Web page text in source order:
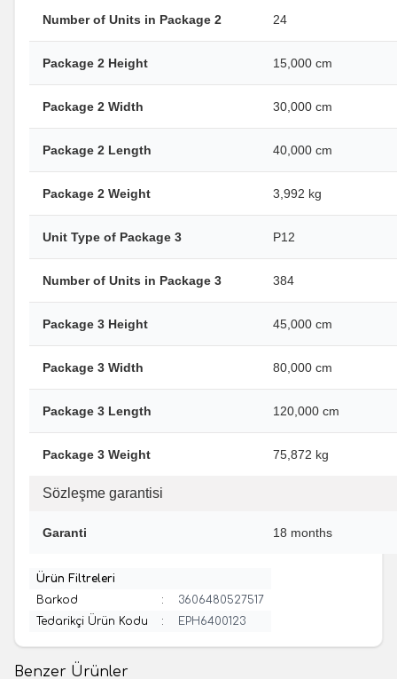
Number of Units in Package 2 24
Package 2 Height 15,000 cm
Package 2 Width 30,000 cm
Package 2 Length 40,000 cm
Package 2 Weight 3,992 kg
Unit Type of Package 3 P12
Number of Units in Package 3 384
Package 3 Height 45,000 cm
Package 3 Width 80,000 cm
Package 3 Length 120,000 cm
Package 3 Weight 75,872 kg
Sözleşme garantisi
Garanti 18 months
Ürün Filtreleri
Barkod
:
3606480527517
Tedarikçi Ürün Kodu
: EPH6400123
Benzer Ürünler